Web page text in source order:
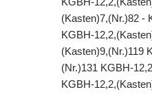
(Kasten)7,(Nr.)82 -
KGBH-
(Kasten)9,(Nr.)119
(Nr.)131 KGBH-
KGBH-